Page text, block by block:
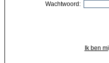
Wachtwoord:
Ik ben